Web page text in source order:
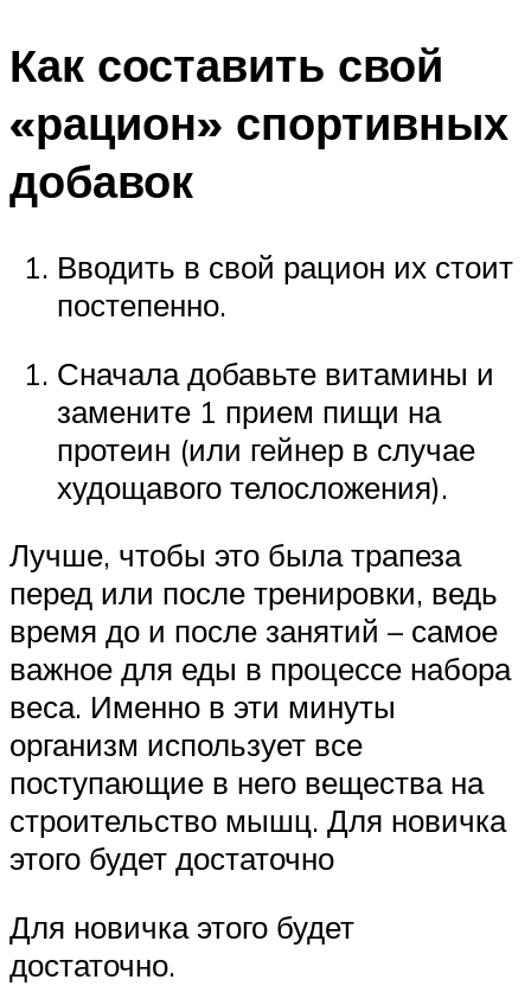
Как составить свой
«рацион» спортивных
добавок
Вводить в свой рацион их стоит
постепенно.
Сначала добавьте витамины и
замените 1 прием пищи на
протеин (или гейнер в случае
худощавого телосложения).
Лучше, чтобы это была трапеза
перед или после тренировки, ведь
время до и после занятий – самое
важное для еды в процессе набора
веса. Именно в эти минуты
организм использует все
поступающие в него вещества на
строительство мышц. Для новичка
этого будет достаточно
Для новичка этого будет
достаточно.